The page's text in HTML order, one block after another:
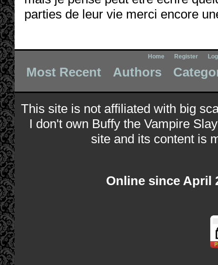
parties de leur vie merci encore
Home Register
Most Recent Authors
This site is not affiliated with big
I don't own Buffy the Vampire
site and its content is
Online since April